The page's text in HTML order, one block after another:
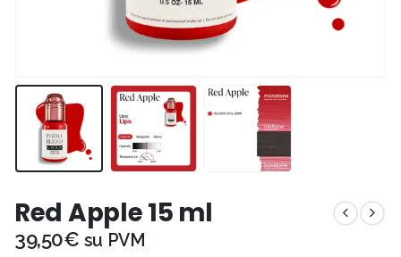
Red Apple 15 ml
39,50€ su PVM